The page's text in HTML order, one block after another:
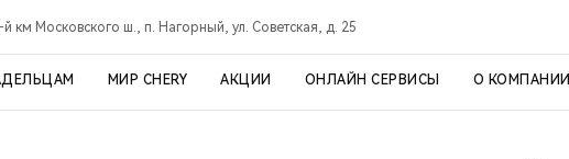
й км Московского ш., п. Нагорный, ул. Советская, д. 25
МИР CHERY АКЦИИ ОНЛАЙН СЕРВИСЫ О КОМПАНИИ